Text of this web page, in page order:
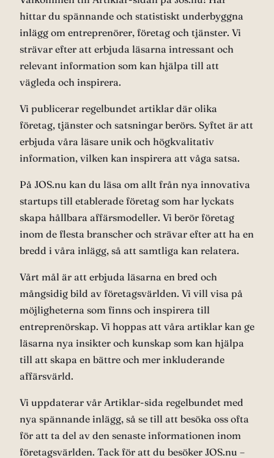
hittar du spännande och statistiskt underbyggna
inlägg om entreprenörer, företag och tjänster. Vi
strävar efter att erbjuda läsarna intressant och
relevant information som kan hjälpa till att
vägleda och inspirera.
Vi publicerar regelbundet artiklar där olika
företag, tjänster och satsningar berörs. Syftet är att
erbjuda våra läsare unik och högkvalitativ
information, vilken kan inspirera att våga satsa.
På JOS.nu kan du läsa om allt från nya innovativa
startups till etablerade företag som har lyckats
skapa hållbara affärsmodeller. Vi berör företag
inom de flesta branscher och strävar efter att ha en
bredd i våra inlägg, så att samtliga kan relatera.
Vårt mål är att erbjuda läsarna en bred och
mångsidig bild av företagsvärlden. Vi vill visa på
möjligheterna som finns och inspirera till
entreprenörskap. Vi hoppas att våra artiklar kan ge
läsarna nya insikter och kunskap som kan hjälpa
till att skapa en bättre och mer inkluderande
affärsvärld.
Vi uppdaterar vår Artiklar-sida regelbundet med
nya spännande inlägg, så se till att besöka oss ofta
för att ta del av den senaste informationen inom
företagsvärlden. Tack för att du besöker JOS.nu –